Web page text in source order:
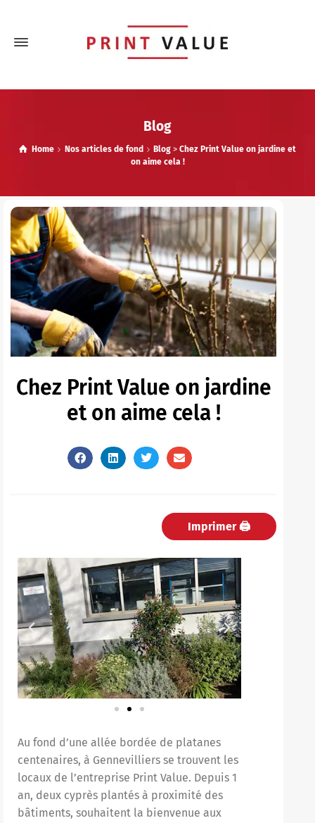
Blog
Home Nos articles de fond Blog > Chez Print Value on jardine et
on aime cela !
Chez Print Value on jardine
et on aime cela !
Imprimer 🖨
Au fond d’une allée bordée de platanes
centenaires, à Gennevilliers se trouvent les
locaux de l’entreprise Print Value. Depuis 1
an, deux cyprès plantés à proximité des
bâtiments, souhaitent la bienvenue aux